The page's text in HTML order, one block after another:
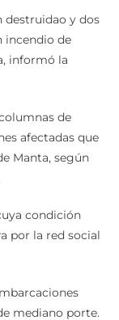
destruidao y dos
incendio de
informó la
de
afectadas que
Manta, según
condición
por la red social
mediano porte.